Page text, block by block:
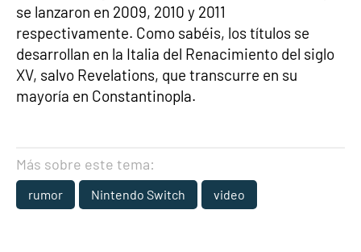
se lanzaron en 2009, 2010 y 2011
respectivamente. Como sabéis, los títulos se
desarrollan en la Italia del Renacimiento del siglo
XV, salvo Revelations, que transcurre en su
mayoría en Constantinopla.
Más sobre este tema:
rumor Nintendo Switch video